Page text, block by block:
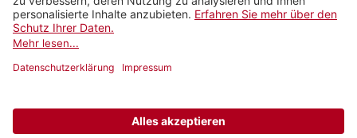
Rechtliches
Netiquette